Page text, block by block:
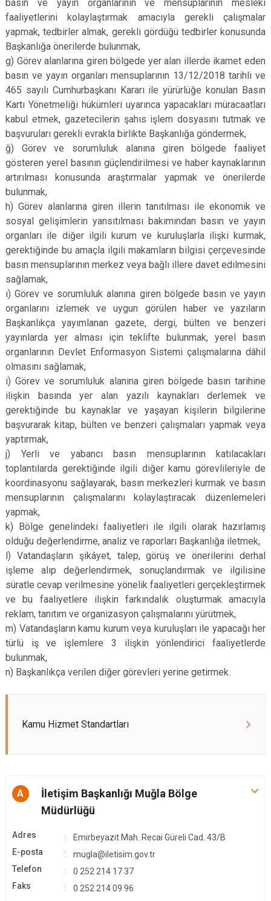
basın ve yayın organlarının ve mensuplarının mesleki
faaliyetlerini kolaylaştırmak amacıyla gerekli çalışmalar
yapmak, tedbirler almak, gerekli gördüğü tedbirler konusunda
Başkanlığa önerilerde bulunmak,
g) Görev alanlarına giren bölgede yer alan illerde ikamet eden
basın ve yayın organları mensuplarının 13/12/2018 tarihli ve
465 sayılı Cumhurbaşkanı Kararı ile yürürlüğe konulan Basın
Kartı Yönetmeliği hükümleri uyarınca yapacakları müracaatları
kabul etmek, gazetecilerin şahıs işlem dosyasını tutmak ve
başvuruları gerekli evrakla birlikte Başkanlığa göndermek,
ğ) Görev ve sorumluluk alanına giren bölgede faaliyet
gösteren yerel basının güçlendirilmesi ve haber kaynaklarının
artırılması konusunda araştırmalar yapmak ve önerilerde
bulunmak,
h) Görev alanlarına giren illerin tanıtılması ile ekonomik ve
sosyal gelişimlerin yansıtılması bakımından basın ve yayın
organları ile diğer ilgili kurum ve kuruluşlarla ilişki kurmak,
gerektiğinde bu amaçla ilgili makamların bilgisi çerçevesinde
basın mensuplarının merkez veya bağlı illere davet edilmesini
sağlamak,
ı) Görev ve sorumluluk alanına giren bölgede basın ve yayın
organlarını izlemek ve uygun görülen haber ve yazıların
Başkanlıkça yayımlanan gazete, dergi, bülten ve benzeri
yayınlarda yer alması için teklifte bulunmak, yerel basın
organlarının Devlet Enformasyon Sistemi çalışmalarına dâhil
olmasını sağlamak,
i) Görev ve sorumluluk alanına giren bölgede basın tarihine
ilişkin basında yer alan yazılı kaynakları derlemek ve
gerektiğinde bu kaynaklar ve yaşayan kişilerin bilgilerine
başvurarak kitap, bülten ve benzeri çalışmaları yapmak veya
yaptırmak,
j) Yerli ve yabancı basın mensuplarının katılacakları
toplantılarda gerektiğinde ilgili diğer kamu görevlileriyle de
koordinasyonu sağlayarak, basın merkezleri kurmak ve basın
mensuplarının çalışmalarını kolaylaştıracak düzenlemeleri
yapmak,
k) Bölge genelindeki faaliyetleri ile ilgili olarak hazırlamış
olduğu değerlendirme, analiz ve raporları Başkanlığa iletmek,
l) Vatandaşların şikâyet, talep, görüş ve önerilerini derhal
işleme alıp değerlendirmek, sonuçlandırmak ve ilgilisine
süratle cevap verilmesine yönelik faaliyetleri gerçekleştirmek
ve bu faaliyetlere ilişkin farkındalık oluşturmak amacıyla
reklam, tanıtım ve organizasyon çalışmalarını yürütmek,
m) Vatandaşların kamu kurum veya kuruluşları ile yapacağı her
türlü iş ve işlemlere 3 ilişkin yönlendirici faaliyetlerde
bulunmak,
n) Başkanlıkça verilen diğer görevleri yerine getirmek.
Kamu Hizmet Standartları
A
İletişim Başkanlığı Muğla Bölge
Müdürlüğü
Adres
Emirbeyazıt Mah. Recai Güreli Cad. 43/B
E-posta
mugla@iletisim.gov.tr
Telefon
0 252 214 17 37
Faks
0 252 214 09 96